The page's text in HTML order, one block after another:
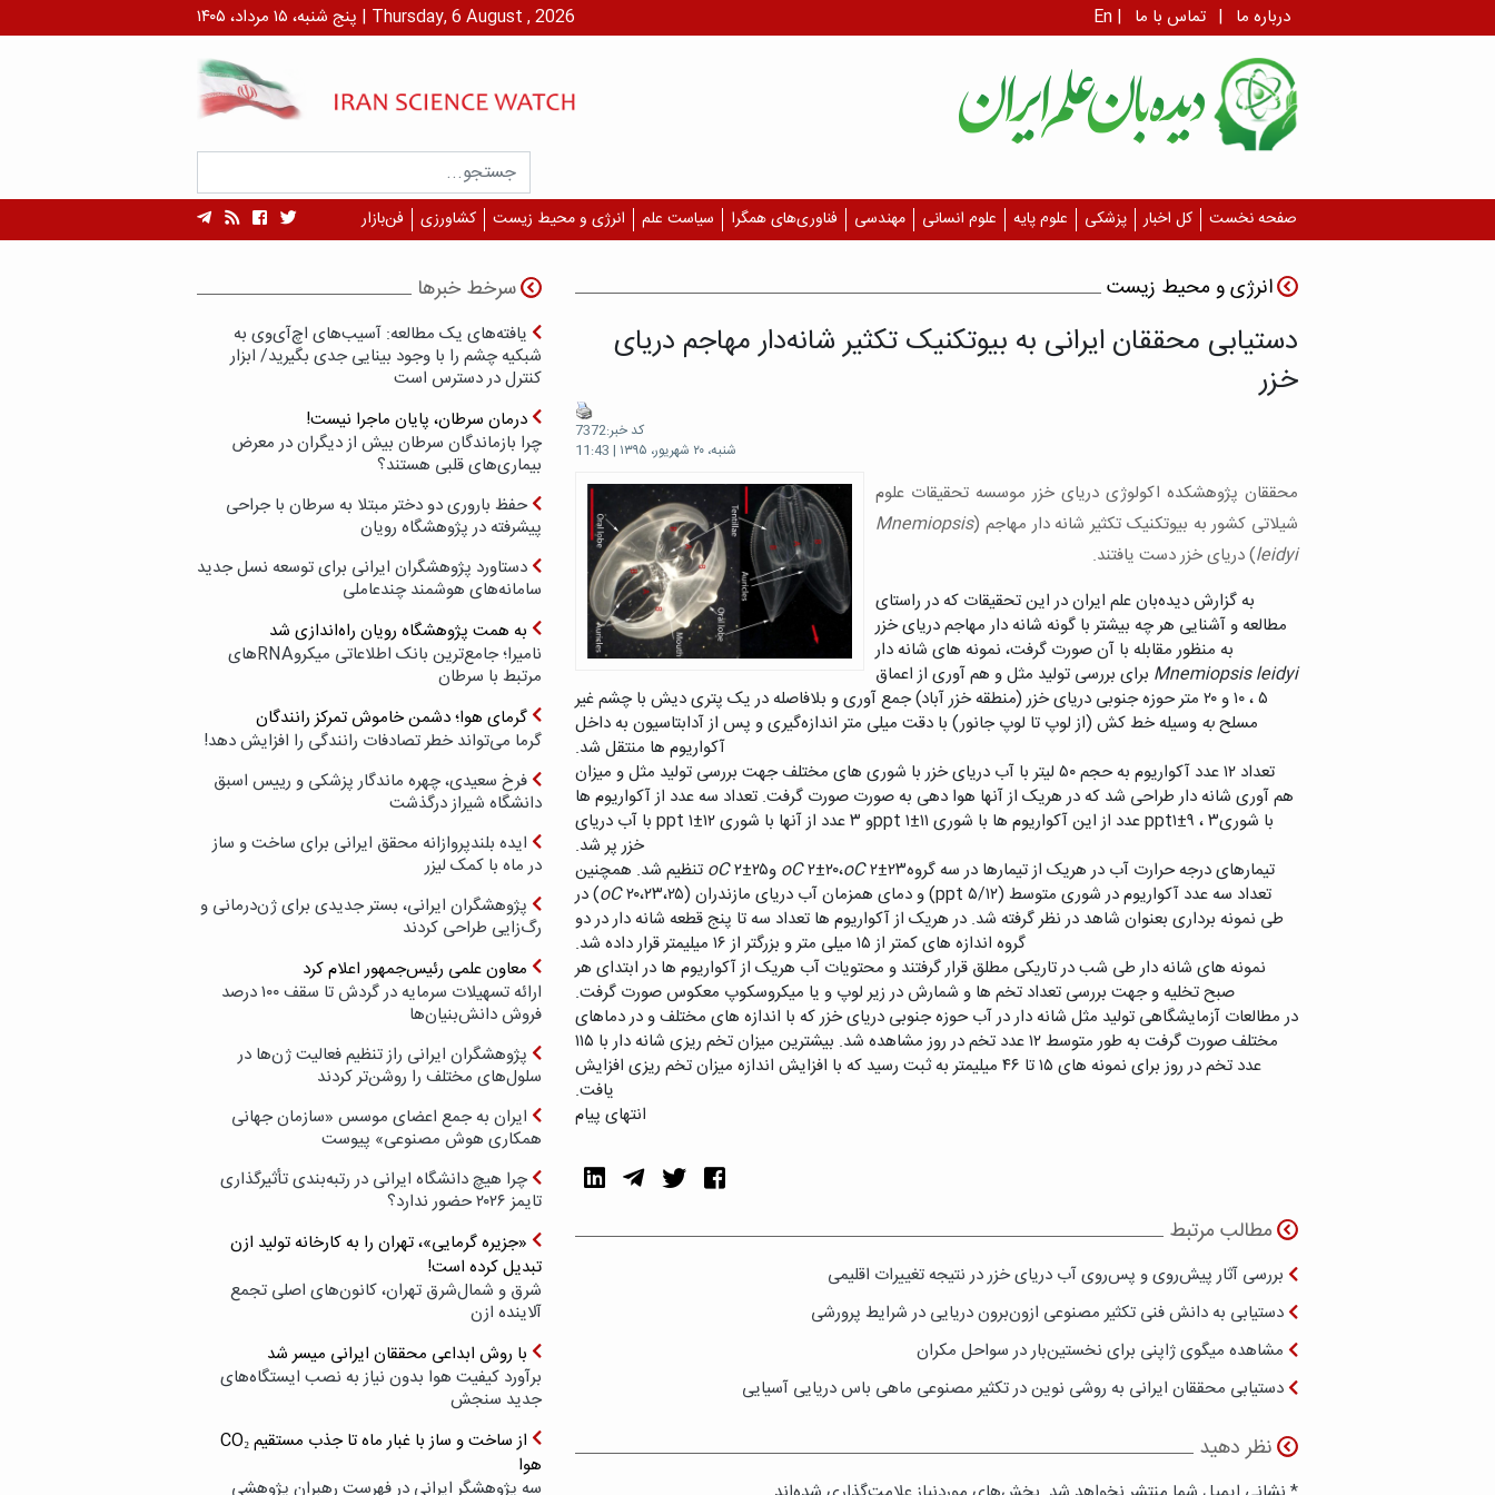
پنج شنبه، ۱۵ مرداد، ۱۴۰۵ | Thursday, 6 August , 2026 En | درباره ما | تماس با ما
صفحه نخست کل اخبار پزشکی علوم پایه علوم انسانی مهندسی فناوری‌های همگرا سیاست علم انرژی و محیط زیست کشاورزی فن‌بازار
انرژی و محیط زیست
دستیابی محققان ایرانی به بیوتکنیک تکثیر شانه‌دار مهاجم دریای
خزر
کد خبر:7372
شنبه، ۲۰ شهریور، ۱۳۹۵ | 11:43
محققان پژوهشکده اکولوژی دریای خزر موسسه تحقیقات علوم
شیلاتی کشور به بیوتکنیک تکثیر شانه­ دار مهاجم (Mnemiopsis
leidyi) دریای خزر دست یافتند.
به گزارش دیده‌بان علم ایران در این تحقیقات که در راستای
مطالعه و آشنایی هر چه بیشتر با گونه شانه دار مهاجم دریای خزر
به منظور مقابله با آن صورت گرفت، نمونه های شانه دار
Mnemiopsis leidyi برای بررسی تولید مثل و هم آوری از اعماق
۵ ، ۱۰ و ۲۰ متر حوزه جنوبی دریای خزر (منطقه خزر آباد) جمع آوری و بلافاصله
در یک پتری دیش با چشمغیر
مسلح‌ به وسیله خط کش (از لوپ تا لوپ جانور) با دقت میلی متر اندازهگیریو پس از آدابتاسیون به داخل
آکواریوم ها منتقل شد.
تعداد ۱۲ عدد آکواریوم به حجم ۵۰ لیتر با آب دریای خزر با شوری های مختلف جهت بررسی تولید مثل و میزان
هم آوری شانه دار طراحی شد که در هریک از آنها هوا دهی به صورت صورت گرفت. تعداد سه عدد از آکواریوم ها
با شوریppt۱±۹ ، ۳ عدد از این آکواریوم ها با شوری ppt ۱±۱۱و ۳ عدد از آنها با شوری ppt ۱±۱۲ با آب دریای
خزر پر شد.
تیمارهای درجه حرارت آب در هریک از تیمارها در سه گروه
oC۲±۲۰،oC۲±۲۳ و oC ۲±۲۵ تنظیم شد. همچنین
تعداد سه عدد آکواریوم در شوری متوسط (ppt ۵/۱۲) و دمای همزمان آب دریای مازندران (
oC ۲۰،۲۳،۲۵) در
طی نمونه برداری بعنوان شاهد در نظر گرفته شد. در هریک از آکواریوم ها تعداد سه تا پنج قطعه شانه دار در دو
گروه اندازه های کمتر از ۱۵ میلی متر و بزرگتر از ۱۶ میلیمتر قرار داده شد.
نمونه های شانه دار طی شب در تاریکی مطلق قرار گرفتند و محتویات آب هریک از آکواریوم ها در ابتدای هر
صبح تخلیه و جهت بررسی تعداد تخم ها و شمارش در زیر لوپ و یا میکروسکوپ معکوس صورت گرفت.
در مطالعات آزمایشگاهی تولید مثل شانه دار در آب حوزه جنوبی دریای خزر که با اندازه های مختلف و در دماهای
مختلف صورت گرفت به طور متوسط ۱۲ عدد تخم در روز مشاهده شد. بیشترین میزان تخم ریزی شانه دار با ۱۱۵
عدد تخم در روز برای نمونه های ۱۵ تا ۴۶ میلیمتر به ثبت رسید که با افزایش اندازه میزان تخم ریزی افزایش
یافت.
انتهای پیام
مطالب مرتبط
بررسی آثار پیش‌روی و پس‌روی آب دریای خزر در نتیجه تغییرات اقلیمی
دستیابی به دانش فنی تکثیر مصنوعی ازون‌برون دریایی در شرایط پرورشی
مشاهده میگوی ژاپنی برای نخستین‌بار در سواحل مکران
دستیابی محققان ایرانی به روشی نوین در تکثیر مصنوعی ماهی باس دریایی آسیایی
نظر دهید
سرخط خبرها
یافته‌های یک مطالعه: آسیب‌های اچ‌آی‌وی به
شبکیه چشم را با وجود بینایی جدی بگیرید/ ابزار
کنترل در دسترس است
درمان سرطان، پایان ماجرا نیست!
چرا بازماندگان سرطان بیش از دیگران در معرض
بیماری‌های قلبی هستند؟
حفظ باروری دو دختر مبتلا به سرطان با جراحی
پیشرفته در پژوهشگاه رویان
دستاورد پژوهشگران ایرانی برای توسعه نسل جدید
سامانه‌های هوشمند چندعاملی
به همت پژوهشگاه رویان راه‌اندازی شد
نامیرا؛ جامع‌ترین بانک اطلاعاتی میکروRNAهای
مرتبط با سرطان
گرمای هوا؛ دشمن خاموش تمرکز رانندگان
گرما می‌تواند خطر تصادفات رانندگی را افزایش دهد!
فرخ سعیدی، چهره ماندگار پزشکی و رییس اسبق
دانشگاه شیراز درگذشت
ایده بلندپروازانه محقق ایرانی برای ساخت و ساز
در ماه با کمک لیزر
پژوهشگران ایرانی، بستر جدیدی برای ژن‌درمانی و
رگ‌زایی طراحی کردند
معاون علمی رئیس‌جمهور اعلام کرد
ارائه تسهیلات سرمایه در گردش تا سقف ۱۰۰ درصد
فروش دانش‌بنیان‌ها
پژوهشگران ایرانی راز تنظیم فعالیت ژن‌ها در
سلول‌های مختلف را روشن‌تر کردند
ایران به جمع اعضای موسس «سازمان جهانی
همکاری هوش مصنوعی» پیوست
چرا هیچ دانشگاه ایرانی در رتبه‌بندی تأثیرگذاری
تایمز ۲۰۲۶ حضور ندارد؟
«جزیره گرمایی»، تهران را به کارخانه تولید ازن
تبدیل کرده است!
شرق و شمال‌شرق تهران، کانون‌های اصلی تجمع
آلاینده ازن
با روش ابداعی محققان ایرانی میسر شد
برآورد کیفیت هوا بدون نیاز به نصب ایستگاه‌های
جدید سنجش
از ساخت و ساز با غبار ماه تا جذب مستقیم CO₂
هوا
سه پژوهشگر ایرانی در فهرست رهبران پژوهشی